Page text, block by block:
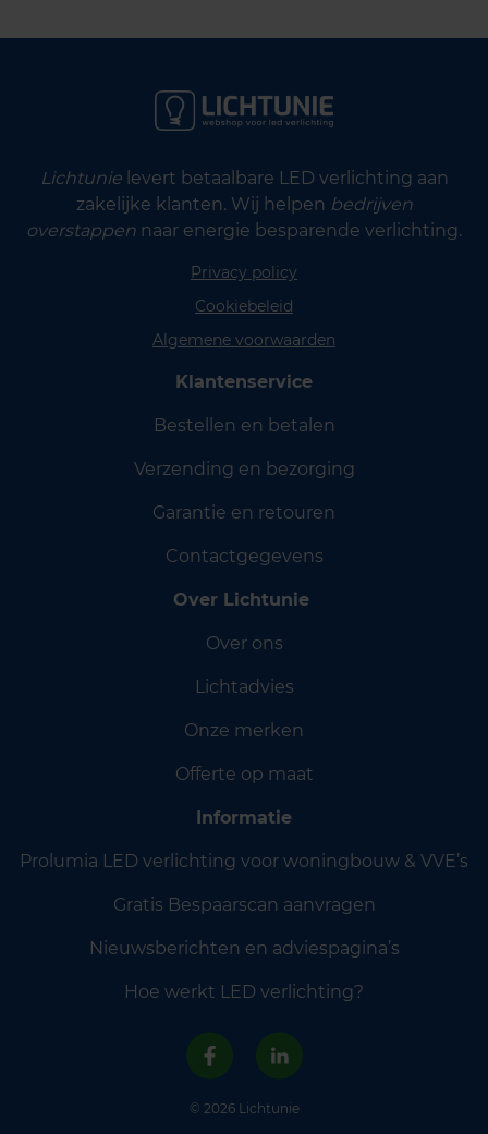
Lichtunielevert betaalbare LED verlichting aan
zakelijke klanten. Wij helpen bedrijven
overstappen naar energie besparende verlichting.
Privacy policy
Cookiebeleid
Algemene voorwaarden
Klantenservice
Bestellen en betalen
Verzending en bezorging
Garantie en retouren
Contactgegevens
Over Lichtunie
Over ons
Lichtadvies
Onze merken
Offerte op maat
Informatie
Prolumia LED verlichting voor woningbouw & VVE’s
Gratis Bespaarscan aanvragen
Nieuwsberichten en adviespagina’s
Hoe werkt LED verlichting?
© 2026 Lichtunie